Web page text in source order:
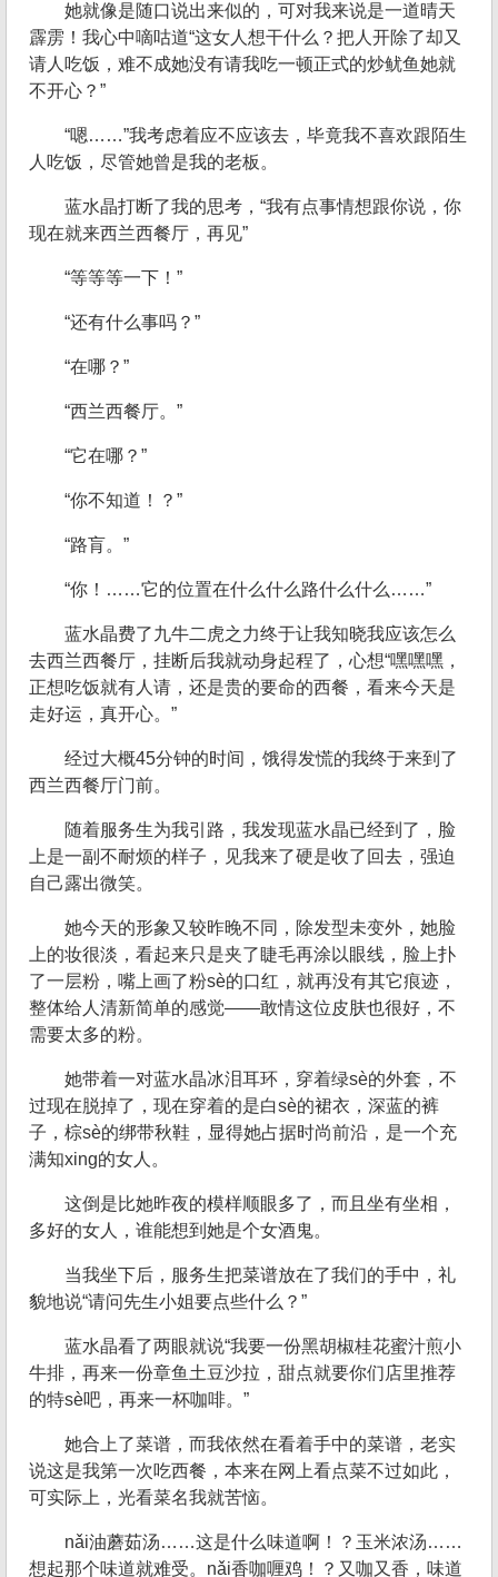
她就像是随口说出来似的，可对我来说是一道晴天
霹雳！我心中嘀咕道“这女人想干什么？把人开除了却又
请人吃饭，难不成她没有请我吃一顿正式的炒鱿鱼她就
不开心？”
“嗯……”我考虑着应不应该去，毕竟我不喜欢跟陌生
人吃饭，尽管她曾是我的老板。
蓝水晶打断了我的思考，“我有点事情想跟你说，你
现在就来西兰西餐厅，再见”
“等等等一下！”
“还有什么事吗？”
“在哪？”
“西兰西餐厅。”
“它在哪？”
“你不知道！？”
“路肓。”
“你！……它的位置在什么什么路什么什么……”
蓝水晶费了九牛二虎之力终于让我知晓我应该怎么
去西兰西餐厅，挂断后我就动身起程了，心想“嘿嘿嘿，
正想吃饭就有人请，还是贵的要命的西餐，看来今天是
走好运，真开心。”
经过大概45分钟的时间，饿得发慌的我终于来到了
西兰西餐厅门前。
随着服务生为我引路，我发现蓝水晶已经到了，脸
上是一副不耐烦的样子，见我来了硬是收了回去，强迫
自己露出微笑。
她今天的形象又较昨晚不同，除发型未变外，她脸
上的妆很淡，看起来只是夹了睫毛再涂以眼线，脸上扑
了一层粉，嘴上画了粉sè的口红，就再没有其它痕迹，
整体给人清新简单的感觉——敢情这位皮肤也很好，不
需要太多的粉。
她带着一对蓝水晶冰泪耳环，穿着绿sè的外套，不
过现在脱掉了，现在穿着的是白sè的裙衣，深蓝的裤
子，棕sè的绑带秋鞋，显得她占据时尚前沿，是一个充
满知xing的女人。
这倒是比她昨夜的模样顺眼多了，而且坐有坐相，
多好的女人，谁能想到她是个女酒鬼。
当我坐下后，服务生把菜谱放在了我们的手中，礼
貌地说“请问先生小姐要点些什么？”
蓝水晶看了两眼就说“我要一份黑胡椒桂花蜜汁煎小
牛排，再来一份章鱼土豆沙拉，甜点就要你们店里推荐
的特sè吧，再来一杯咖啡。”
她合上了菜谱，而我依然在看着手中的菜谱，老实
说这是我第一次吃西餐，本来在网上看点菜不过如此，
可实际上，光看菜名我就苦恼。
nǎi油蘑茹汤……这是什么味道啊！？玉米浓汤……
想起那个味道就难受。nǎi香咖喱鸡！？又咖又香，味道